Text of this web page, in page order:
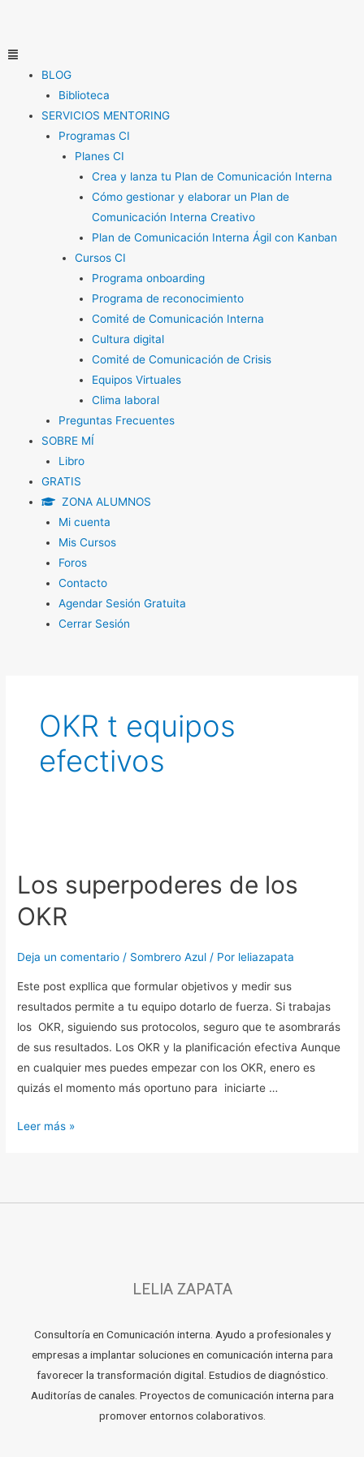
contenido
Menú
BLOG
Biblioteca
SERVICIOS MENTORING
Programas CI
Planes CI
Crea y lanza tu Plan de Comunicación Interna
Cómo gestionar y elaborar un Plan de
Comunicación Interna Creativo
Plan de Comunicación Interna Ágil con Kanban
Cursos CI
Programa onboarding
Programa de reconocimiento
Comité de Comunicación Interna
Cultura digital
Comité de Comunicación de Crisis
Equipos Virtuales
Clima laboral
Preguntas Frecuentes
SOBRE MÍ
Libro
GRATIS
ZONA ALUMNOS
Mi cuenta
Mis Cursos
Foros
Contacto
Agendar Sesión Gratuita
Cerrar Sesión
OKR t equipos
efectivos
Los superpoderes de los
OKR
Deja un comentario / Sombrero Azul / Por leliazapata
Este post expllica que formular objetivos y medir sus
resultados permite a tu equipo dotarlo de fuerza. Si trabajas
los OKR, siguiendo sus protocolos, seguro que te asombrarás
de sus resultados. Los OKR y la planificación efectiva Aunque
en cualquier mes puedes empezar con los OKR, enero es
quizás el momento más oportuno para iniciarte …
OKR
Leer más »
LELIA ZAPATA
Consultoría en Comunicación interna. Ayudo a profesionales y
empresas a implantar soluciones en comunicación interna para
favorecer la transformación digital. Estudios de diagnóstico.
Auditorías de canales. Proyectos de comunicación interna para
promover entornos colaborativos.